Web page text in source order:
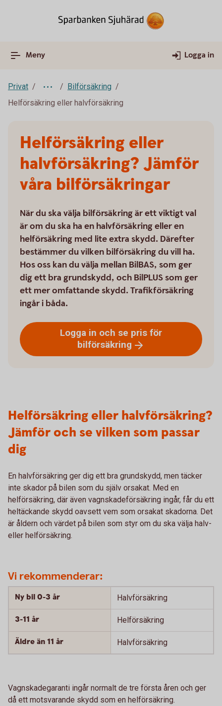
Meny Logga in
Privat
Bilförsäkring
Helförsäkring eller halvförsäkring
Helförsäkring eller
halvförsäkring? Jämför
våra bilförsäkringar
När du ska välja bilförsäkring är ett viktigt val
är om du ska ha en halvförsäkring eller en
helförsäkring med lite extra skydd. Därefter
bestämmer du vilken bilförsäkring du vill ha.
Hos oss kan du välja mellan BilBAS, som ger
dig ett bra grundskydd, och BilPLUS som ger
ett mer omfattande skydd. Trafikförsäkring
ingår i båda.
Logga in och se pris för
bilförsäkring
Helförsäkring eller halvförsäkring?
Jämför och se vilken som passar
dig
En halvförsäkring ger dig ett bra grundskydd, men täcker
inte skador på bilen som du själv orsakat. Med en
helförsäkring, där även vagnskadeförsäkring ingår, får du ett
heltäckande skydd oavsett vem som orsakat skadorna. Det
är åldern och värdet på bilen som styr om du ska välja halv-
eller helförsäkring.
Vi rekommenderar:
Ny bil 0-3 år Halvförsäkring
3-11 år Helförsäkring
Äldre än 11 år Halvförsäkring
Vagnskadegaranti ingår normalt de tre första åren och ger
då ett motsvarande skydd som en helförsäkring.